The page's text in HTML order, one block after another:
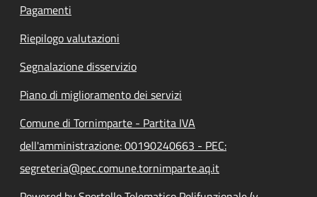
Pagamenti
Riepilogo valutazioni
Segnalazione disservizio
Piano di miglioramento dei servizi
Comune di Tornimparte - Partita IVA
dell'amministrazione: 00190240663 - PEC:
segreteria@pec.comune.tornimparte.aq.it